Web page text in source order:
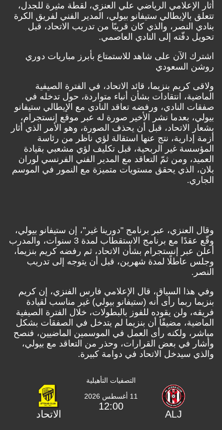
الرياضي علي العنزي، لقطة مثيرة للجدل،
بالإيطالي ستيفانو بيولي، المدير الفني لفريق الكرة
النصر، والذي كان قريبًا من تدريب الاتحاد، قبل
دفّته إلى النادي العاصمي.
الآن على شاهد للاستمتاع بأبرز مباريات دوري
السعودي
كريم بنزيما، قائد الاتحاد، في الفترة الصيفية
انتقادات بشأن أنباء متواردة، حول تدخله في
النادي، ورفضه تعاقد النادي مع الإيطالي ستيفانو
بعدما نشر الأخير صورة له عبر موقع إنستجرام،
الاتحاد، قبل أن يحذف الصورة، وهو الأمر الذي أثار
نتج عنها استقالة لؤي ناظر من رئاسة
غير الربحية، قبل تكليف لؤي مشعبي بقيادة
ومن ثمّ التعاقد مع المدير الفني الفرنسي لوران
الذي يحقق مستويات متميزة مع النمور في الموسم
عبر برنامج "دورينا غير"، إن ستيفانو بيولي،
وقّع عقدًا مع برنامج الاستقطاب لمدة 3 سنوات، والمدرب
إنستجرام بشأن الاتحاد، ثم رفضه كريم بنزيما،
عاطلًا لمدة شهرين، قبل أن يتوجه إلى تدريب
السياق، قال الإعلامي فارس الفنزي، إن كريم
ربما رأى أنه (ستيفانو بيولي) غير مناسب لقيادة
ولن يقوده للفوز بالبطولات، خلال الفترة الصيفية
مضيفًا أن بنزيما لم يتدخل في الصفقات بشكل
ولكنه رأى العمل في الموسمين الماضيين، فنصح
في بعض القرارات، وحذر من التعاقد مع بيولي،
سيدخل الاتحاد في دوامة كبيرة.
التصفيات التأهيلية
11 أغسطس 2026